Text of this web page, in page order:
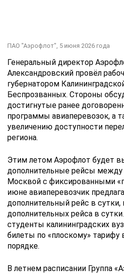
ПАО "Аэрофлот", 5 июня 2026 года
Генеральный директор
Александровский провёл
губернатором
Беспрозванных. Стороны
достигнутые ранее
программы авиаперевозок, а
увеличению доступности
региона.
Этим летом Аэрофлот будет
дополнительные рейсы между
Москвой с фиксированными
июне авиаперевозчик
дополнительный рейс в
дополнительных рейса в
студенты калининградских
билеты по «плоскому» тарифу
порядке.
В летнем расписании Группа